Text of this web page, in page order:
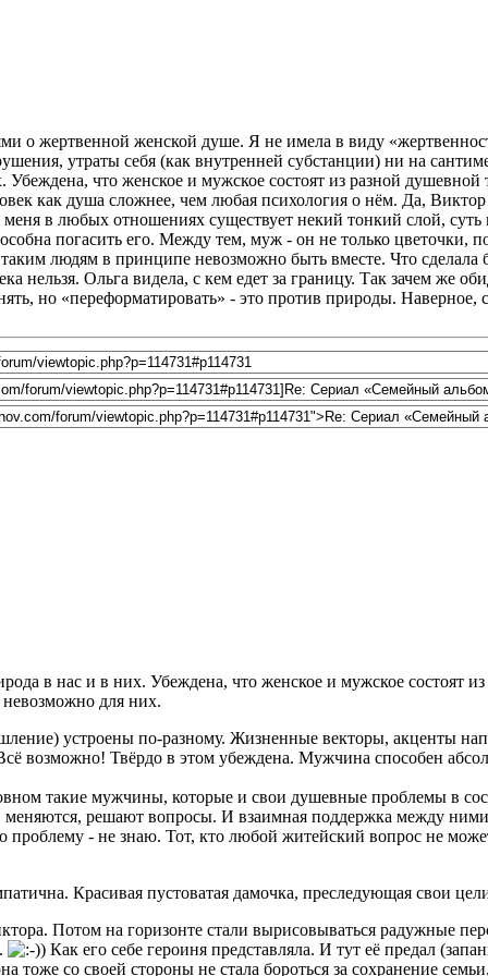
о жертвенной женской душе. Я не имела в виду
утраты себя (как внутренней субстанции) ни на
что женское и мужское состоят из разной
как душа сложнее, чем любая психология о нём. Да,
в любых отношениях существует некий тонкий слой,
погасить его. Между тем, муж - он не только
людям в принципе невозможно быть вместе. Что сделала
нельзя. Ольга видела, с кем едет за границу. Так зачем же
но «переформатировать» - это против природы. Наверное,
в нас и в них. Убеждена, что женское и мужское состоят
для них.
устроены по-разному. Жизненные векторы, акценты
возможно! Твёрдо в этом убеждена. Мужчина способен
такие мужчины, которые и свои душевные проблемы в
решают вопросы. И взаимная поддержка между
- не знаю. Тот, кто любой житейский вопрос не
Красивая пустоватая дамочка, преследующая свои
Потом на горизонте стали вырисовываться радужные
Как его себе героиня представляла. И тут её предал
тоже со своей стороны не стала бороться за сохранение